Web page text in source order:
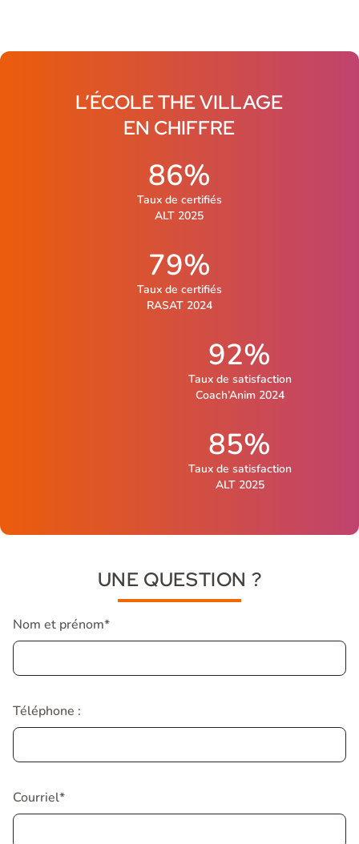
L’ÉCOLE THE VILLAGE
EN CHIFFRE
86%
Taux de certiﬁés
ALT 2025
79%
Taux de certifiés
RASAT 2024
92%
Taux de satisfaction
Coach’Anim 2024
85%
Taux de satisfaction
ALT 2025
UNE QUESTION ?
Nom et prénom*
Téléphone :
Courriel*